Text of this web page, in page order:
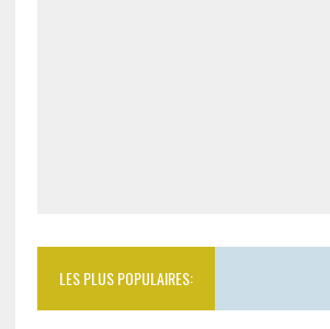
LES PLUS POPULAIRES: